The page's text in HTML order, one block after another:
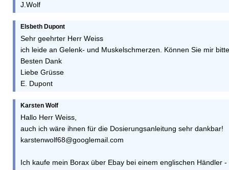
J.Wolf
Elsbeth Dupont
Sehr geehrter Herr Weiss
ich leide an Gelenk- und Muskelschmerzen. Können Sie mir
Besten Dank
Liebe Grüsse
E. Dupont
Karsten Wolf
Hallo Herr Weiss,
auch ich wäre ihnen für die Dosierungsanleitung sehr dankbar!
karstenwolf68@googlemail.com
Ich kaufe mein Borax über Ebay bei einem englischen Händler